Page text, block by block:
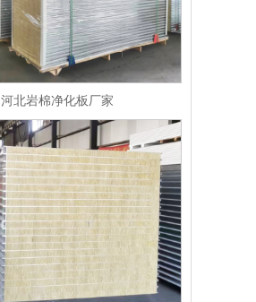
河北岩棉净化板厂家